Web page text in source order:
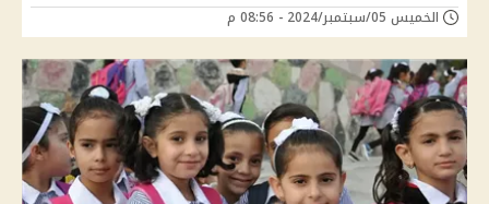
الخميس 05/سبتمبر/2024 - 08:56 م